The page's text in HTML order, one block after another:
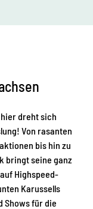
dreht sich
Von rasanten
bis hin zu
bringt seine ganz
Highspeed-
Karussells
Shows für die